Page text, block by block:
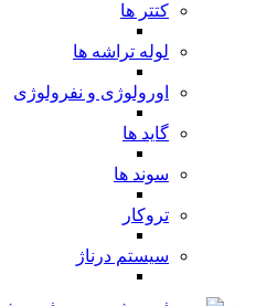
کتتر ها
لوله تراشه ها
اورولوژی و نفرولوژی
گاید ها
سوند ها
تروکار
سیستم درناژ